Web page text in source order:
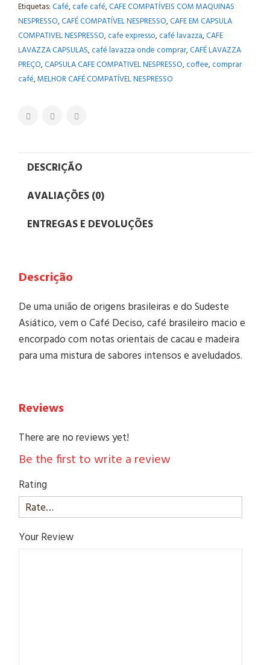
Etiquetas:Café,cafe café,CAFE COMPATÍVEIS COM MAQUINAS
NESPRESSO,CAFÉ COMPATÍVEL NESPRESSO,CAFE EM CAPSULA
COMPATIVEL NESPRESSO,cafe expresso,café lavazza,CAFE
LAVAZZA CAPSULAS,café lavazza onde comprar,CAFÉ LAVAZZA
PREÇO,CAPSULA CAFE COMPATIVEL NESPRESSO,coffee,comprar
café,MELHOR CAFÉ COMPATÍVEL NESPRESSO
DESCRIÇÃO
AVALIAÇÕES (0)
ENTREGAS E DEVOLUÇÕES
Descrição
De uma união de origens brasileiras e do Sudeste
Asiático, vem o Café Deciso, café brasileiro macio e
encorpado com notas orientais de cacau e madeira
para uma mistura de sabores intensos e aveludados.
Reviews
There are no reviews yet!
Be the first to write a review
Rating
Your Review